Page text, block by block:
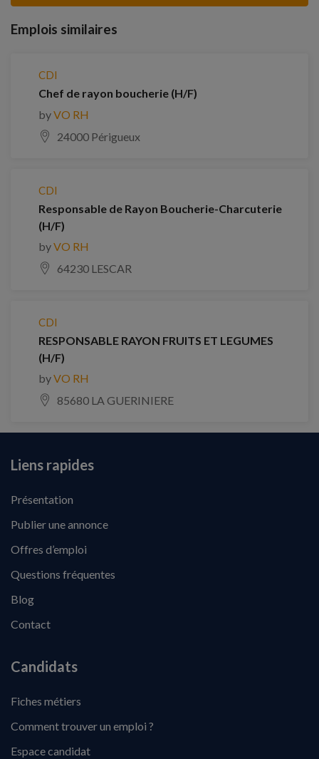
Emplois similaires
CDI
Chef de rayon boucherie (H/F)
byVO RH
24000 Périgueux
CDI
Responsable de Rayon Boucherie-Charcuterie
(H/F)
byVO RH
64230 LESCAR
CDI
RESPONSABLE RAYON FRUITS ET LEGUMES
(H/F)
byVO RH
85680 LA GUERINIERE
Liens rapides
Présentation
Publier une annonce
Offres d’emploi
Questions fréquentes
Blog
Contact
Candidats
Fiches métiers
Comment trouver un emploi ?
Espace candidat